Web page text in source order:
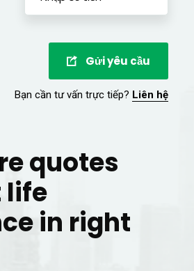
Gửi yêu cầu
Bạn cần tư vấn trực tiếp? Liên hệ
quotes
life
in right